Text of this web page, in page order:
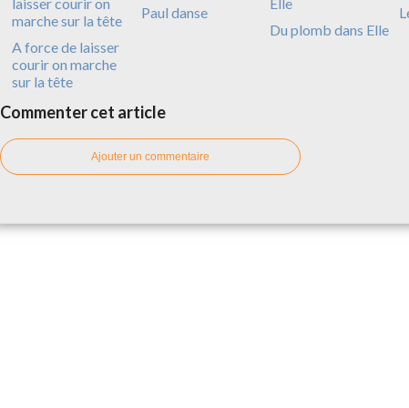
A force de laisser
courir on marche
sur la tête
Paul danse
Du plomb dans Elle
Commenter cet article
Ajouter un commentaire